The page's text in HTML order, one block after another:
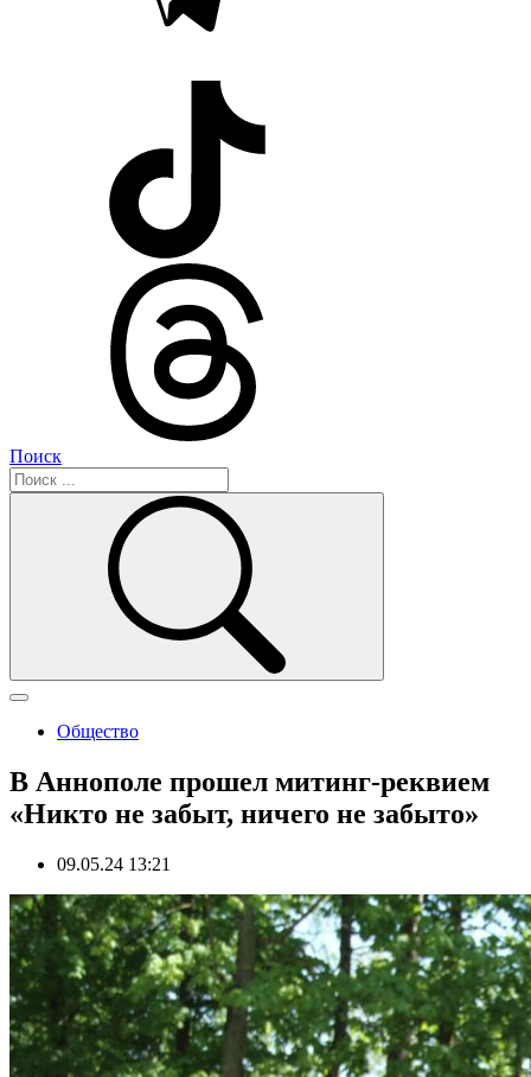
Поиск
Общество
В Аннополе прошел митинг-реквием
«Никто не забыт, ничего не забыто»
09.05.24 13:21